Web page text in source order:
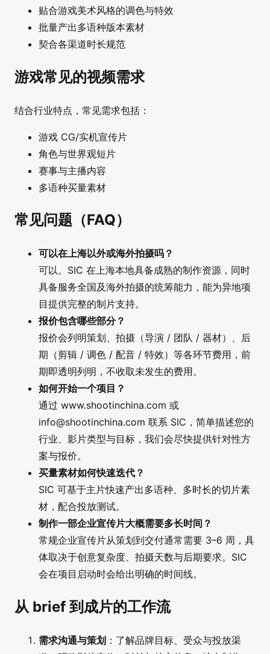
贴合游戏美术风格的调色与特效
批量产出多语种版本素材
契合各渠道时长规范
游戏常见的视频需求
结合行业特点，常见需求包括：
游戏 CG/实机宣传片
角色与世界观短片
赛事与主播内容
多语种买量素材
常见问题（FAQ）
可以在上海以外或海外拍摄吗？
可以。SIC 在上海本地具备成熟的制作资源，同时
具备服务全国及海外拍摄的统筹能力，能为异地项
目提供完整的制片支持。
报价包含哪些部分？
报价会列明策划、拍摄（导演 / 团队 / 器材）、后
期（剪辑 / 调色 / 配音 / 特效）等各环节费用，前
期即透明列明，不收取未发生的费用。
如何开始一个项目？
通过 www.shootinchina.com 或
info@shootinchina.com 联系 SIC，简单描述您的
行业、影片类型与目标，我们会尽快提供针对性方
案与报价。
买量素材如何快速迭代？
SIC 可基于主片快速产出多语种、多时长的切片素
材，配合投放测试。
制作一部企业宣传片大概需要多长时间？
常规企业宣传片从策划到交付通常需要 3–6 周，具
体取决于创意复杂度、拍摄天数与后期要求。SIC
会在项目启动时会给出明确的时间线。
从 brief 到成片的工作流
需求沟通与策划 ：了解品牌目标、受众与投放渠